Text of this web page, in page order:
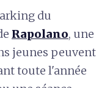
du
Rapolano, une
jeunes peuvent
toute l'année